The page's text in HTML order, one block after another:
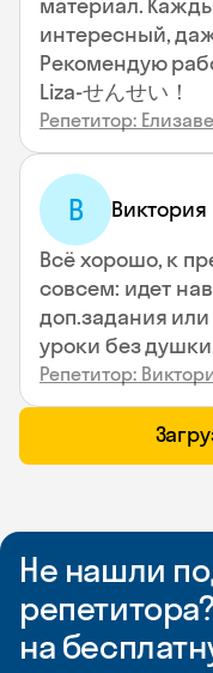
интересный,
Рекомендую
Liza-せんせい！
Репетитор:
В Виктория
Всё хорошо, к
совсем: идет
доп.задания
уроки без
Репетитор:
Не нашли
на